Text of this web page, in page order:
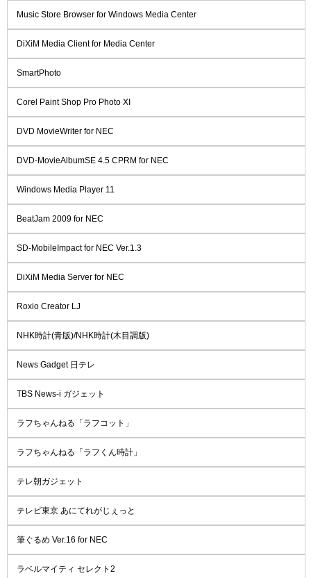
Music Store Browser for Windows Media Center
DiXiM Media Client for Media Center
SmartPhoto
Corel Paint Shop Pro Photo XI
DVD MovieWriter for NEC
DVD-MovieAlbumSE 4.5 CPRM for NEC
Windows Media Player 11
BeatJam 2009 for NEC
SD-MobileImpact for NEC Ver.1.3
DiXiM Media Server for NEC
Roxio Creator LJ
NHK時計(青版)/NHK時計(木目調版)
News Gadget 日テレ
TBS News-i ガジェット
ラフちゃんねる「ラフコット」
ラフちゃんねる「ラフくん時計」
テレ朝ガジェット
テレビ東京 あにてれがじぇっと
筆ぐるめ Ver.16 for NEC
ラベルマイティ セレクト2